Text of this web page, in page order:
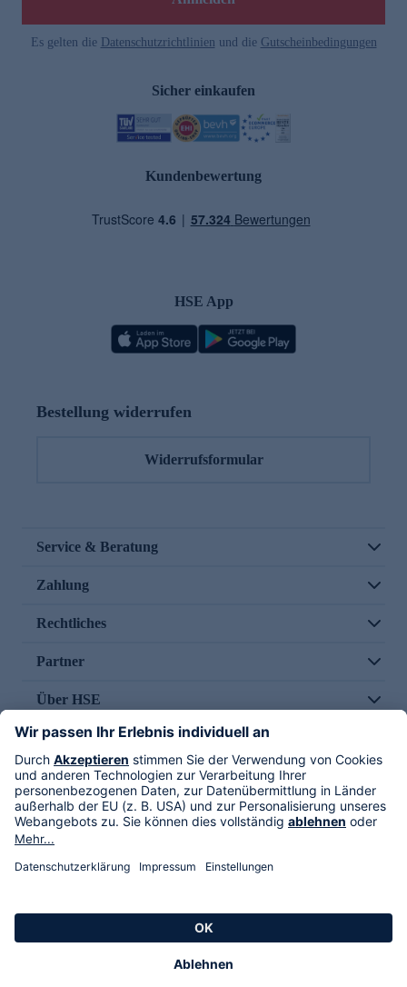
Es gelten die Datenschutzrichtlinien und die Gutscheinbedingungen
Sicher einkaufen
Kundenbewertung
HSE App
Bestellung widerrufen
Widerrufsformular
Service & Beratung
Zahlung
Rechtliches
Partner
Über HSE
Im TV
HSE International